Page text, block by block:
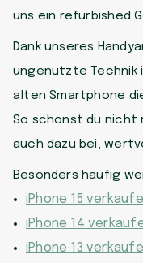
uns ein refurbished
Dank unseres
ungenutzte Technik
alten Smartphone
So schonst du nicht
auch dazu bei,
Besonders häufig
iPhone 15
iPhone 14
iPhone 13